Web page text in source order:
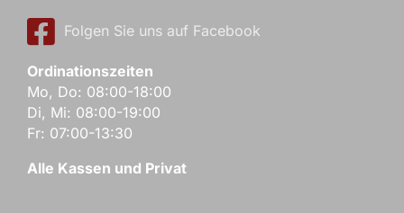
Folgen Sie uns auf Facebook
Ordinationszeiten
Mo, Do: 08:00-18:00
Di, Mi: 08:00-19:00
Fr: 07:00-13:30
Alle Kassen und Privat